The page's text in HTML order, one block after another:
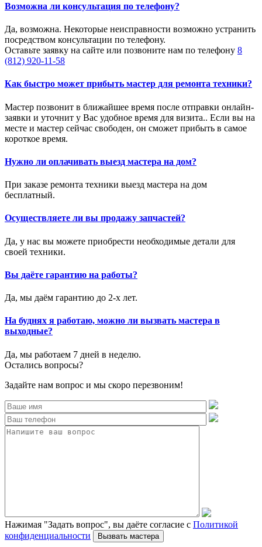
Возможна ли консультация по телефону?
Да, возможна. Некоторые неисправности возможно устранить
посредством консультации по телефону.
Оставьте заявку на сайте или позвоните нам по телефону 8
(812) 920-11-58
Как быстро может прибыть мастер для ремонта техники?
Мастер позвонит в ближайшее время после отправки онлайн-
заявки и уточнит у Вас удобное время для визита.. Если вы на
месте и мастер сейчас свободен, он сможет прибыть в самое
короткое время.
Нужно ли оплачивать выезд мастера на дом?
При заказе ремонта техники выезд мастера на дом
бесплатный.
Осуществляете ли вы продажу запчастей?
Да, у нас вы можете приобрести необходимые детали для
своей техники.
Вы даёте гарантию на работы?
Да, мы даём гарантию до 2-х лет.
На буднях я работаю, можно ли вызвать мастера в
выходные?
Да, мы работаем 7 дней в неделю.
Остались вопросы?
Задайте нам вопрос и мы скоро перезвоним!
Нажимая "Задать вопрос", вы даёте согласие с Политикой
конфиденциальности